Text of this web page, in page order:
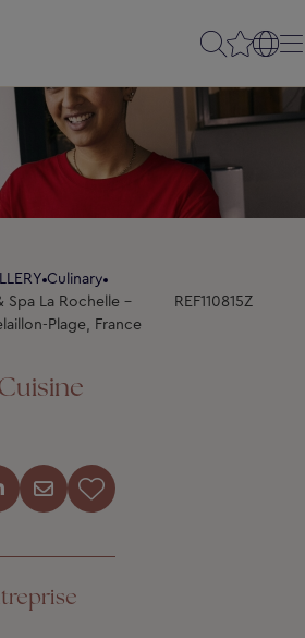
Culinary
Spa La Rochelle -
Plage, France
REF110815Z